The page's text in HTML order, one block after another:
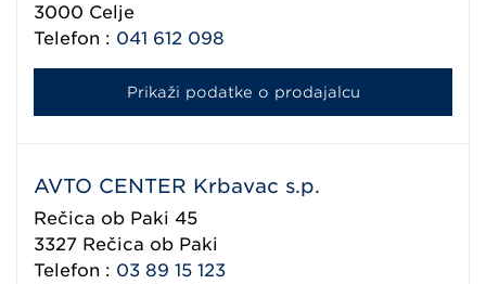
3000 Celje
Telefon : 041 612 098
Prikaži podatke o prodajalcu
AVTO CENTER Krbavac s.p.
Rečica ob Paki 45
3327 Rečica ob Paki
Telefon : 03 89 15 123